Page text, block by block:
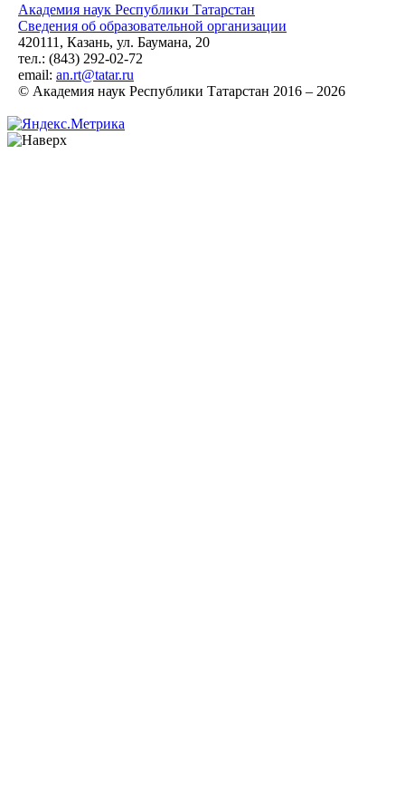
Академия наук Республики Татарстан
Сведения об образовательной организации
420111, Казань, ул. Баумана, 20
тел.: (843) 292-02-72
email: an.rt@tatar.ru
© Академия наук Республики Татарстан 2016 – 2026